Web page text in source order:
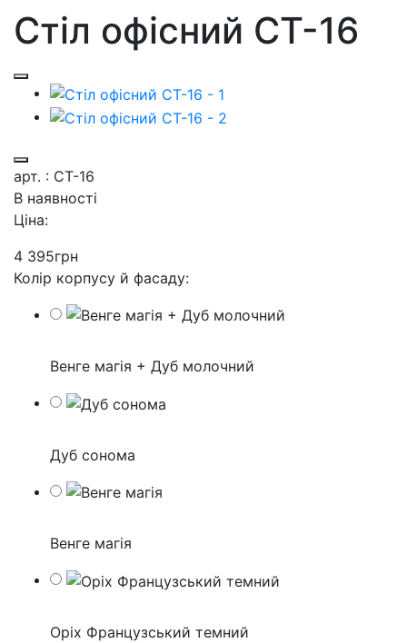
Стіл офісний СТ-16
арт. : СТ-16
В наявності
Ціна:
4 395грн
Колір корпусу й фасаду:
Венге магія + Дуб молочний
Дуб сонома
Венге магія
Оріх Французський темний